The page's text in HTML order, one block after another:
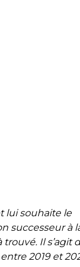
lui souhaite le
successeur à
Il s’agit
2019 et